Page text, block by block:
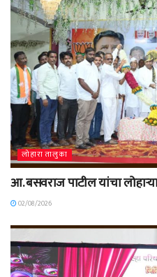
लोहारा तालुका
आ. बसवराज पाटील यांचा
02/08/2026